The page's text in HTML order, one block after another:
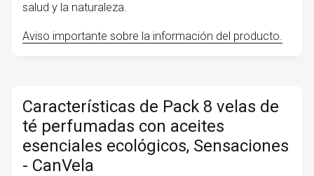
salud y la naturaleza.
Aviso importante sobre la información del producto.
Características de Pack 8 velas de
té perfumadas con aceites
esenciales ecológicos, Sensaciones
- CanVela